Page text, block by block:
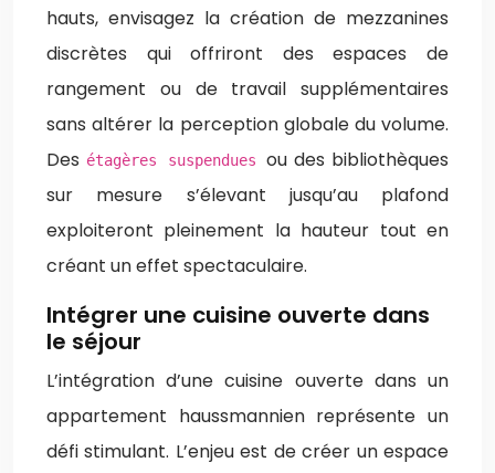
hauts, envisagez la création de mezzanines
discrètes qui offriront des espaces de
rangement ou de travail supplémentaires
sans altérer la perception globale du volume.
Des étagères suspenduesou des bibliothèques
sur mesure s’élevant jusqu’au plafond
exploiteront pleinement la hauteur tout en
créant un effet spectaculaire.
Intégrer une cuisine ouverte dans
le séjour
L’intégration d’une cuisine ouverte dans un
appartement haussmannien représente un
défi stimulant. L’enjeu est de créer un espace